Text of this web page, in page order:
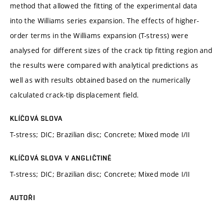
method that allowed the fitting of the experimental data
into the Williams series expansion. The effects of higher-
order terms in the Williams expansion (T-stress) were
analysed for different sizes of the crack tip fitting region and
the results were compared with analytical predictions as
well as with results obtained based on the numerically
calculated crack-tip displacement field.
KLÍČOVÁ SLOVA
T-stress; DIC; Brazilian disc; Concrete; Mixed mode I/II
KLÍČOVÁ SLOVA V ANGLIČTINĚ
T-stress; DIC; Brazilian disc; Concrete; Mixed mode I/II
AUTOŘI